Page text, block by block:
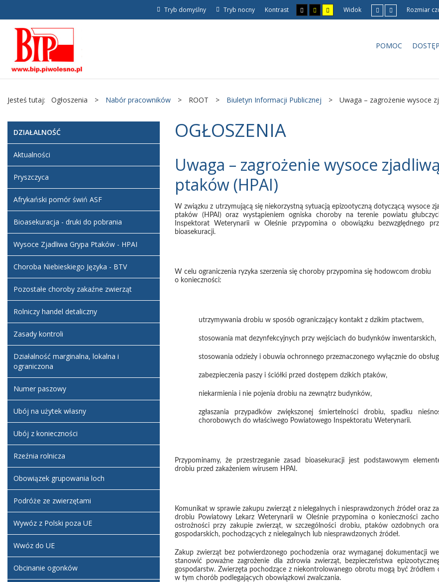
Tryb domyślny Tryb nocny Kontrast Widok Rozmiar
POMOC
Jesteś tutaj: Ogłoszenia > Nabór pracowników > ROOT > Biuletyn Informacji Publicznej > Uwaga – zagrożenie wysoce
OGŁOSZENIA
Uwaga – zagrożenie wysoce
ptaków (HPAI)
W związku z utrzymującą się niekorzystną sytuacją epizootyczną dotyczącą wysoce
ptaków (HPAI) oraz wystąpieniem ogniska choroby na terenie powiatu
Inspektorat Weterynarii w Oleśnie przypomina o obowiązku bezwzględnego
bioasekuracji.
W celu ograniczenia ryzyka szerzenia się choroby przypomina się hodowcom drobiu
o konieczności:
utrzymywania drobiu w sposób ograniczający kontakt z dzikim ptactwem,
stosowania mat dezynfekcyjnych przy wejściach do budynków inwentarskich,
stosowania odzieży i obuwia ochronnego przeznaczonego wyłącznie do
zabezpieczenia paszy i ściółki przed dostępem dzikich ptaków,
niekarmienia i nie pojenia drobiu na zewnątrz budynków,
zgłaszania przypadków zwiększonej śmiertelności drobiu, spadku
chorobowych do właściwego Powiatowego Inspektoratu Weterynarii.
Przypominamy, że przestrzeganie zasad bioasekuracji jest podstawowym
drobiu przed zakażeniem wirusem HPAI.
Komunikat w sprawie zakupu zwierząt z nielegalnych i niesprawdzonych źródeł oraz
drobiu Powiatowy Lekarz Weterynarii w Oleśnie przypomina o konieczności
ostrożności przy zakupie zwierząt, w szczególności drobiu, ptaków ozdobnych
gospodarskich, pochodzących z nielegalnych lub niesprawdzonych źródeł.
Zakup zwierząt bez potwierdzonego pochodzenia oraz wymaganej dokumentacji
stanowić poważne zagrożenie dla zdrowia zwierząt, bezpieczeństwa
gospodarstw. Zwierzęta pochodzące z niekontrolowanego obrotu mogą być źródłem
w tym chorób podlegających obowiązkowi zwalczania.
DZIAŁALNOŚĆ
Aktualności
Pryszczyca
Afrykański pomór świń ASF
Bioasekuracja - druki do pobrania
Wysoce Zjadliwa Grypa Ptaków - HPAI
Choroba Niebieskiego Języka - BTV
Pozostałe choroby zakaźne zwierząt
Rolniczy handel detaliczny
Zasady kontroli
Działalność marginalna, lokalna i
ograniczona
Numer paszowy
Ubój na użytek własny
Ubój z konieczności
Rzeźnia rolnicza
Obowiązek grupowania loch
Podróże ze zwierzętami
Wywóz z Polski poza UE
Wwóz do UE
Obcinanie ogonków